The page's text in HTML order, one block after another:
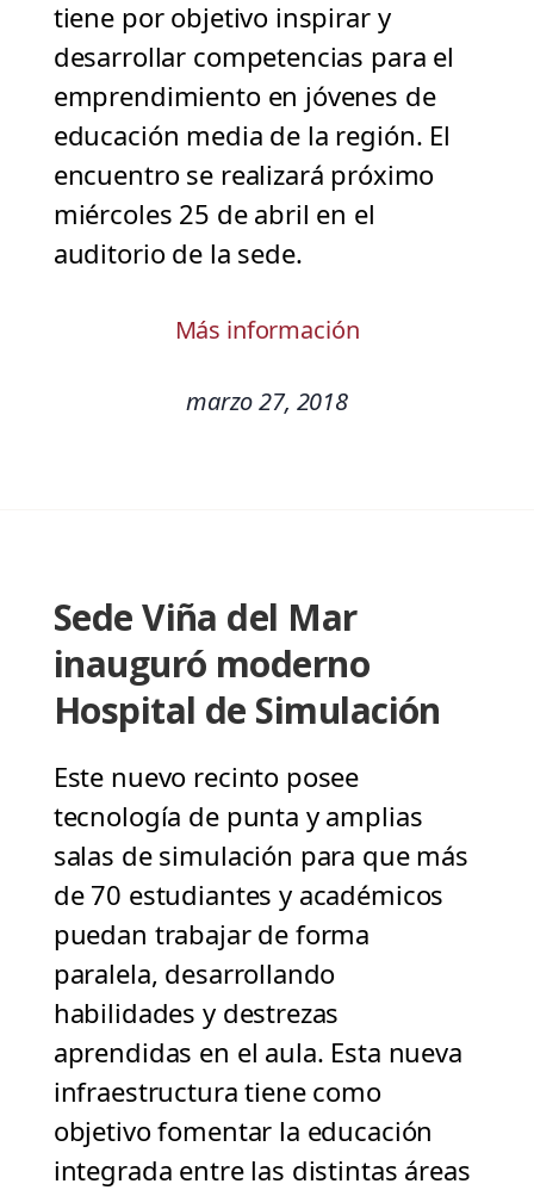
tiene por objetivo inspirar y
desarrollar competencias para el
emprendimiento en jóvenes de
educación media de la región. El
encuentro se realizará próximo
miércoles 25 de abril en el
auditorio de la sede.
Más información
marzo 27, 2018
Sede Viña del Mar
inauguró moderno
Hospital de Simulación
Este nuevo recinto posee
tecnología de punta y amplias
salas de simulación para que más
de 70 estudiantes y académicos
puedan trabajar de forma
paralela, desarrollando
habilidades y destrezas
aprendidas en el aula. Esta nueva
infraestructura tiene como
objetivo fomentar la educación
integrada entre las distintas áreas